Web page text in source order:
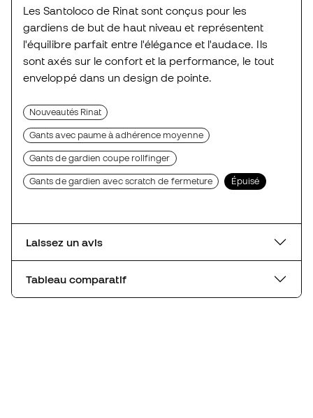
Les Santoloco de Rinat sont conçus pour les
gardiens de but de haut niveau et représentent
l'équilibre parfait entre l'élégance et l'audace. Ils
sont axés sur le confort et la performance, le tout
enveloppé dans un design de pointe.
Nouveautés Rinat
Gants avec paume à adhérence moyenne
Gants de gardien coupe rollfinger
Gants de gardien avec scratch de fermeture Épuisé
Laissez un avis
Tableau comparatif